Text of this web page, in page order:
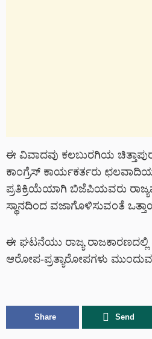
ಈ ವಿವಾದವು ಕಲಬುರಗಿಯ
ಕಾಂಗ್ರೆಸ್ ಕಾರ್ಯಕರ್ತರು
ಪ್ರತಿಕ್ರಿಯೆಯಾಗಿ ಬಿಜೆಪಿಯವರು
ಸ್ಥಾನದಿಂದ ವಜಾಗೊಳಿಸುವಂತೆ
ಈ ಘಟನೆಯು ರಾಜ್ಯ ರಾಜಕಾರಣದಲ್ಲಿ
ಆರೋಪ-ಪ್ರತ್ಯಾರೋಪಗಳು
Share Send